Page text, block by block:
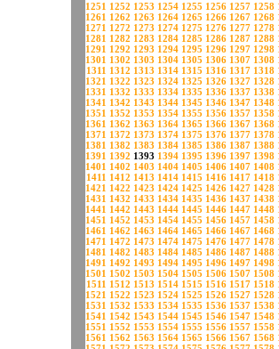
1251 1252 1253 1254 1255 1256 1257 1258
1261 1262 1263 1264 1265 1266 1267 1268
1271 1272 1273 1274 1275 1276 1277 1278
1281 1282 1283 1284 1285 1286 1287 1288
1291 1292 1293 1294 1295 1296 1297 1298
1301 1302 1303 1304 1305 1306 1307 1308
1311 1312 1313 1314 1315 1316 1317 1318
1321 1322 1323 1324 1325 1326 1327 1328
1331 1332 1333 1334 1335 1336 1337 1338
1341 1342 1343 1344 1345 1346 1347 1348
1351 1352 1353 1354 1355 1356 1357 1358
1361 1362 1363 1364 1365 1366 1367 1368
1371 1372 1373 1374 1375 1376 1377 1378
1381 1382 1383 1384 1385 1386 1387 1388
1391 1392 1393 1394 1395 1396 1397 1398
1401 1402 1403 1404 1405 1406 1407 1408
1411 1412 1413 1414 1415 1416 1417 1418
1421 1422 1423 1424 1425 1426 1427 1428
1431 1432 1433 1434 1435 1436 1437 1438
1441 1442 1443 1444 1445 1446 1447 1448
1451 1452 1453 1454 1455 1456 1457 1458
1461 1462 1463 1464 1465 1466 1467 1468
1471 1472 1473 1474 1475 1476 1477 1478
1481 1482 1483 1484 1485 1486 1487 1488
1491 1492 1493 1494 1495 1496 1497 1498
1501 1502 1503 1504 1505 1506 1507 1508
1511 1512 1513 1514 1515 1516 1517 1518
1521 1522 1523 1524 1525 1526 1527 1528
1531 1532 1533 1534 1535 1536 1537 1538
1541 1542 1543 1544 1545 1546 1547 1548
1551 1552 1553 1554 1555 1556 1557 1558
1561 1562 1563 1564 1565 1566 1567 1568